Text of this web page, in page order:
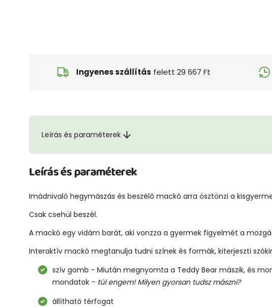
Ingyenes szállítás felett 29 667 Ft
Leírás és paraméterek
Leírás és paraméterek
Imádnivaló hegymászás és beszélő mackó arra ösztönzi a
Csak csehül beszél.
A mackó egy vidám barát, aki vonzza a gyermek figyelmét a
Interaktív mackó megtanulja tudni színek és formák, kiterjeszti
szív gomb - Miután megnyomta a Teddy Bear mászik, és
mondatok - túl engem! Milyen gyorsan tudsz mászni?
állítható térfogat